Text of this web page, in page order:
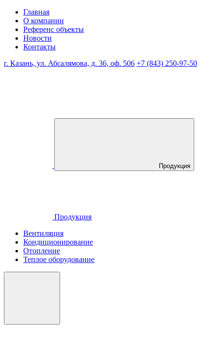
Главная
О компании
Референс объекты
Новости
Контакты
г. Казань, ул. Абсалямова, д. 36, оф. 506 +7 (843) 250-97-50
Продукция
Продукция
Вентиляция
Кондиционирование
Отопление
Теплое оборудование